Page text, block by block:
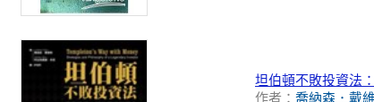
坦伯頓不敗投資法
作者： 喬納森．戴